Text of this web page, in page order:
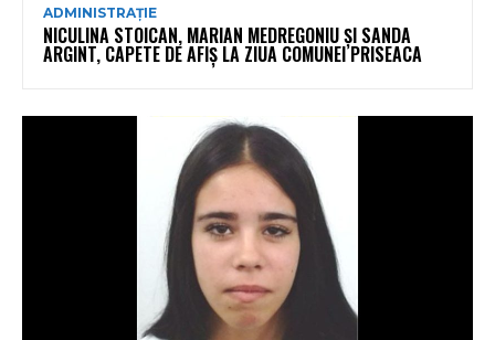
ADMINISTRAȚIE
NICULINA STOICAN, MARIAN MEDREGONIU ȘI SANDA
ARGINT, CAPETE DE AFIȘ LA ZIUA COMUNEI PRISEACA